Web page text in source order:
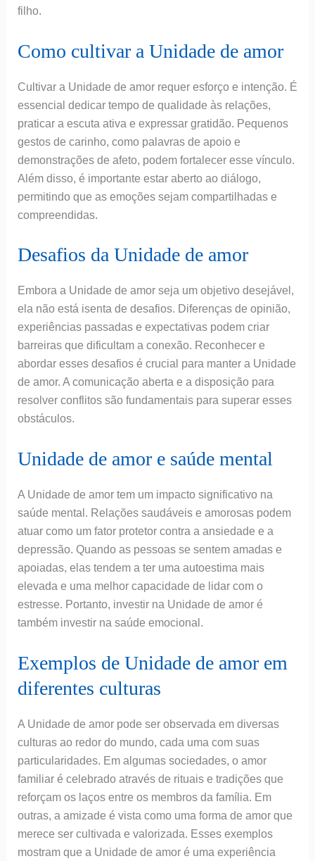
filho.
Como cultivar a Unidade de amor
Cultivar a Unidade de amor requer esforço e intenção. É
essencial dedicar tempo de qualidade às relações,
praticar a escuta ativa e expressar gratidão. Pequenos
gestos de carinho, como palavras de apoio e
demonstrações de afeto, podem fortalecer esse vínculo.
Além disso, é importante estar aberto ao diálogo,
permitindo que as emoções sejam compartilhadas e
compreendidas.
Desafios da Unidade de amor
Embora a Unidade de amor seja um objetivo desejável,
ela não está isenta de desafios. Diferenças de opinião,
experiências passadas e expectativas podem criar
barreiras que dificultam a conexão. Reconhecer e
abordar esses desafios é crucial para manter a Unidade
de amor. A comunicação aberta e a disposição para
resolver conflitos são fundamentais para superar esses
obstáculos.
Unidade de amor e saúde mental
A Unidade de amor tem um impacto significativo na
saúde mental. Relações saudáveis e amorosas podem
atuar como um fator protetor contra a ansiedade e a
depressão. Quando as pessoas se sentem amadas e
apoiadas, elas tendem a ter uma autoestima mais
elevada e uma melhor capacidade de lidar com o
estresse. Portanto, investir na Unidade de amor é
também investir na saúde emocional.
Exemplos de Unidade de amor em
diferentes culturas
A Unidade de amor pode ser observada em diversas
culturas ao redor do mundo, cada uma com suas
particularidades. Em algumas sociedades, o amor
familiar é celebrado através de rituais e tradições que
reforçam os laços entre os membros da família. Em
outras, a amizade é vista como uma forma de amor que
merece ser cultivada e valorizada. Esses exemplos
mostram que a Unidade de amor é uma experiência